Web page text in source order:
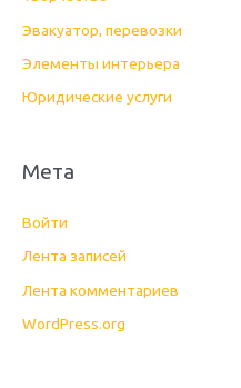
Эвакуатор, перевозки
Элементы интерьера
Юридические услуги
Мета
Войти
Лента записей
Лента комментариев
WordPress.org